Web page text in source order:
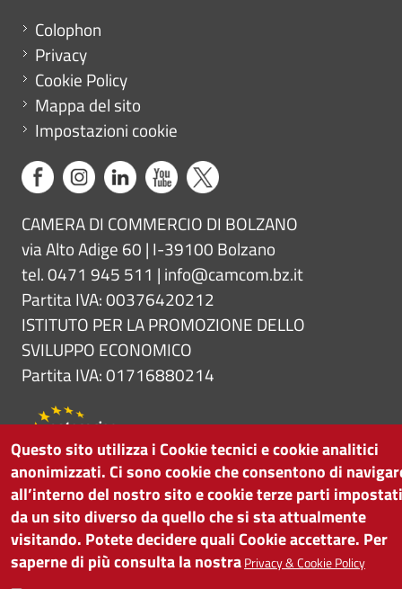
Menu footer
Colophon
Privacy
Cookie Policy
Mappa del sito
Impostazioni cookie
CAMERA DI COMMERCIO DI BOLZANO
via Alto Adige 60 | I-39100 Bolzano
tel. 0471 945 511 | info@camcom.bz.it
Partita IVA: 00376420212
ISTITUTO PER LA PROMOZIONE DELLO
SVILUPPO ECONOMICO
Partita IVA: 01716880214
Questo sito utilizza i Cookie tecnici e cookie analitici
anonimizzati. Ci sono cookie che consentono di
all’interno del nostro sito e cookie terze parti
da un sito diverso da quello che si sta attualmente
visitando. Potete decidere quali Cookie accettare. Per
saperne di più consulta la nostraPrivacy & Cookie Policy